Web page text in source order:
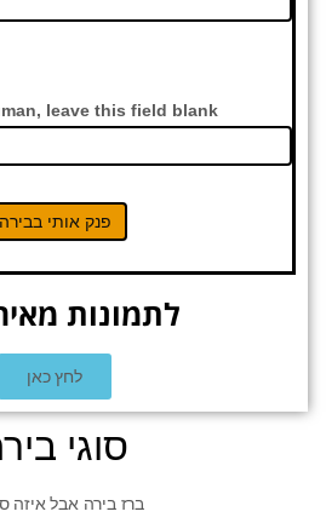
leave this field blank.
פנק אותי בבירה
לתמונות
לחץ כאן
סוגי
ברז בירה אבל איזה